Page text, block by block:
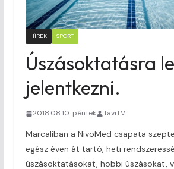
HÍREK SPORT
Úszásoktatásra
jelentkezni.
2018.08.10. péntek TaviTV
Marcaliban a NivoMed csapata
egész éven át tartó, heti
úszásoktatásokat, hobbi úszásokat,